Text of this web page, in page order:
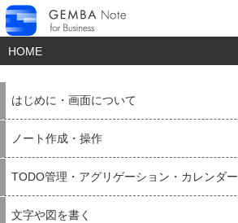
HOME
はじめに・画面について
ノート作成・操作
TODO管理・アグリゲーション・カレンダー
文字や図を書く